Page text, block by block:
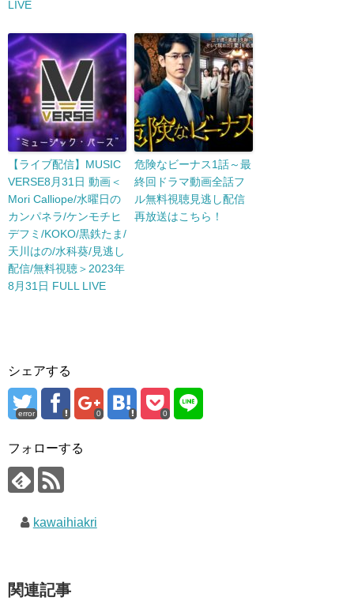
LIVE
【ライブ配信】MUSIC
VERSE8月31日 動画＜
Mori Calliope/水曜日の
カンパネラ/ケンモチヒ
デフミ/KOKO/黒鉄たま/
天川はの/水科葵/見逃し
配信/無料視聴＞2023年
8月31日 FULL LIVE
危険なビーナス1話～最
終回ドラマ動画全話フ
ル無料視聴見逃し配信
再放送はこちら！
シェアする
error 0 0
フォローする
kawaihiakri
関連記事